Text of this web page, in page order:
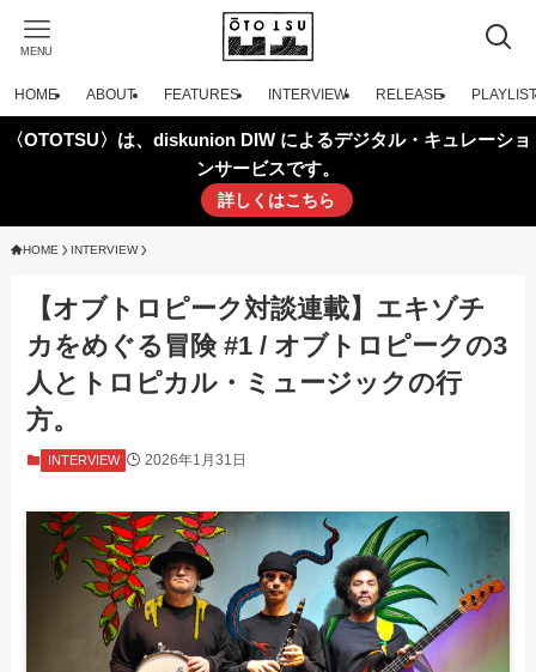
MENU
HOME ABOUT FEATURES INTERVIEW RELEASE PLAYLIST
〈OTOTSU〉は、diskunion DIW によるデジタル・キュレーショ
ンサービスです。
詳しくはこちら
HOME INTERVIEW
【オブトロピーク対談連載】エキゾチ
カをめぐる冒険 #1 / オブトロピークの3
人とトロピカル・ミュージックの行
方。
INTERVIEW 2026年1月31日